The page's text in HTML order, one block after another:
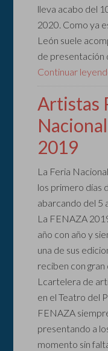
lleva acabo del
2020. Como ya
León suele
de presentación
Continuar
Artistas
2019
La Feria
los primero días
abarcando del 5
La FENAZA
año con año y
una de sus
reciben con gran
Lcartelera de
en el Teatro del
FENAZA
presentando a
momento sin